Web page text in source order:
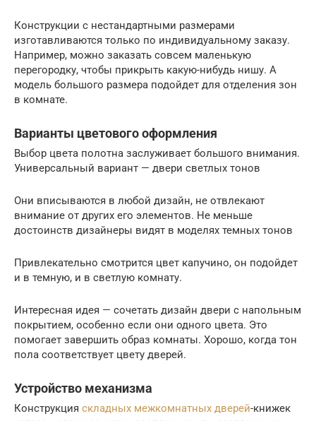
Конструкции с нестандартными размерами
изготавливаются только по индивидуальному заказу.
Например, можно заказать совсем маленькую
перегородку, чтобы прикрыть какую-нибудь нишу. А
модель большого размера подойдет для отделения зон
в комнате.
Варианты цветового оформления
Выбор цвета полотна заслуживает большого внимания.
Универсальный вариант — двери светлых тонов
Они вписываются в любой дизайн, не отвлекают
внимание от других его элементов. Не меньше
достоинств дизайнеры видят в моделях темных тонов
Привлекательно смотрится цвет капучино, он подойдет
и в темную, и в светлую комнату.
Интересная идея — сочетать дизайн двери с напольным
покрытием, особенно если они одного цвета. Это
помогает завершить образ комнаты. Хорошо, когда тон
пола соответствует цвету дверей.
Устройство механизма
Конструкция складных межкомнатных дверей-книжек